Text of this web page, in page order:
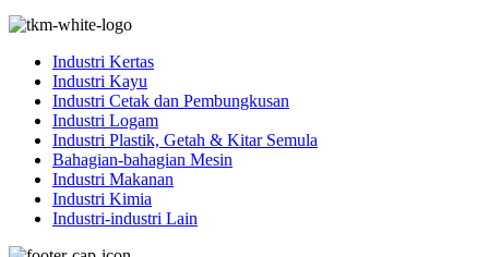
Industri Kertas
Industri Kayu
Industri Cetak dan Pembungkusan
Industri Logam
Industri Plastik, Getah & Kitar Semula
Bahagian-bahagian Mesin
Industri Makanan
Industri Kimia
Industri-industri Lain